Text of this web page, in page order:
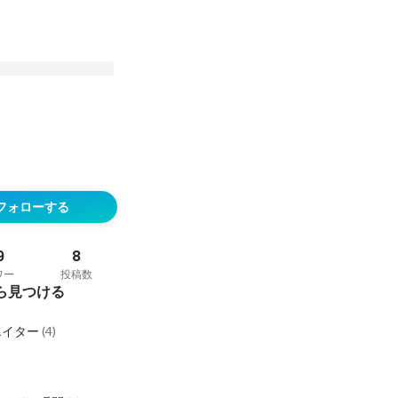
という居場所
ォローする
ー
8
投稿数
見つける
ター (4)